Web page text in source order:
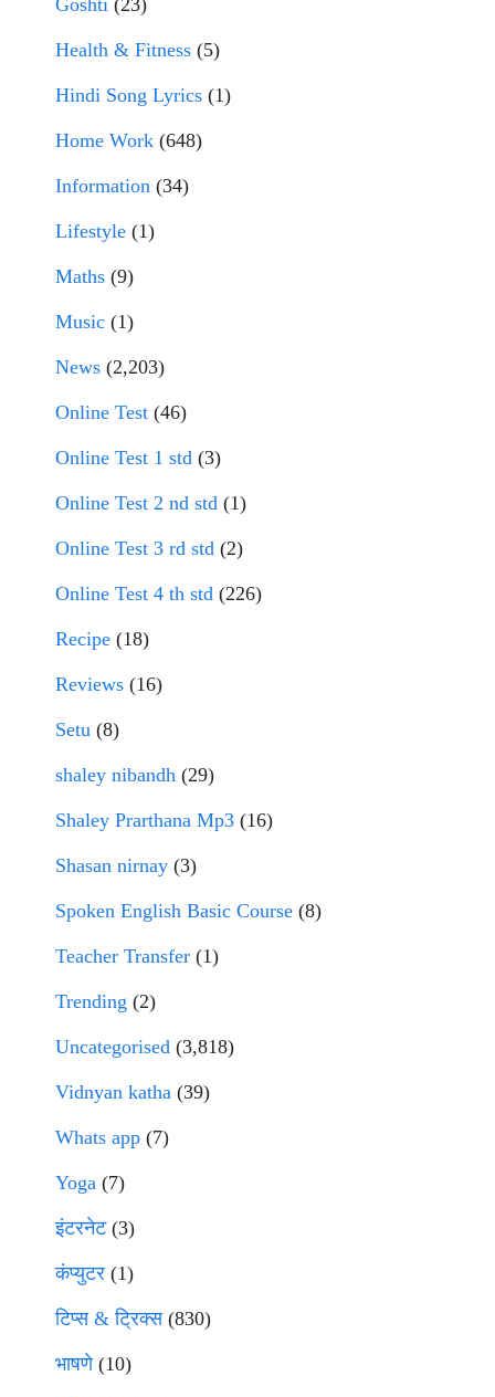
Goshti (23)
Health & Fitness (5)
Hindi Song Lyrics (1)
Home Work (648)
Information (34)
Lifestyle (1)
Maths (9)
Music (1)
News (2,203)
Online Test (46)
Online Test 1 std (3)
Online Test 2 nd std (1)
Online Test 3 rd std (2)
Online Test 4 th std (226)
Recipe (18)
Reviews (16)
Setu (8)
shaley nibandh (29)
Shaley Prarthana Mp3 (16)
Shasan nirnay (3)
Spoken English Basic Course (8)
Teacher Transfer (1)
Trending (2)
Uncategorised (3,818)
Vidnyan katha (39)
Whats app (7)
Yoga (7)
इंटरनेट(3)
कंप्युटर (1)
टिप्स & ट्रिक्स(830)
भाषणे(10)